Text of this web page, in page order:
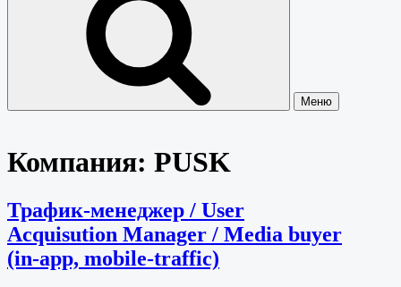
Меню
Компания: PUSK
Трафик-менеджер / User
Acquisution Manager / Media buyer
(in-app, mobile-traffic)